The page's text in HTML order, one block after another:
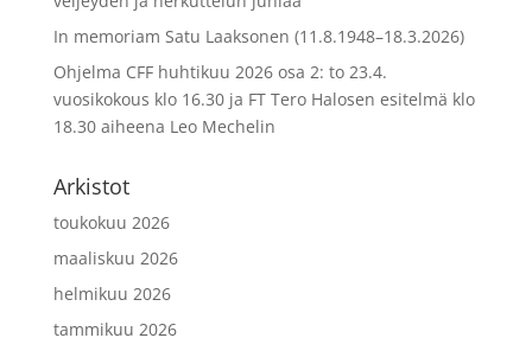
In memoriam Satu Laaksonen (11.8.1948–18.3.2026)
Ohjelma CFF huhtikuu 2026 osa 2: to 23.4.
vuosikokous klo 16.30 ja FT Tero Halosen esitelmä klo
18.30 aiheena Leo Mechelin
Arkistot
toukokuu 2026
maaliskuu 2026
helmikuu 2026
tammikuu 2026